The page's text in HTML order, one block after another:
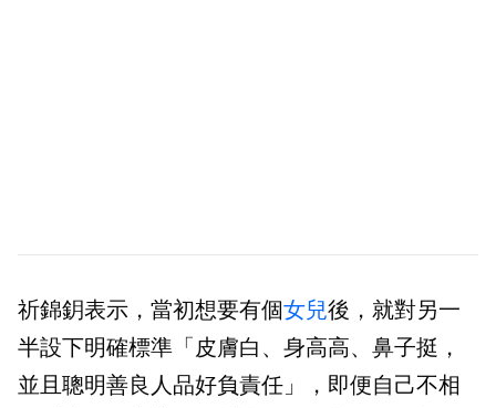
祈錦鈅表示，當初想要有個女兒後，就對另一
半設下明確標準「皮膚白、身高高、鼻子挺，
並且聰明善良人品好負責任」，即便自己不相